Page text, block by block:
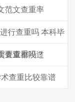
范文查重率
行查重吗 本科毕
要查重吗？
查重都没过
查重比较靠谱